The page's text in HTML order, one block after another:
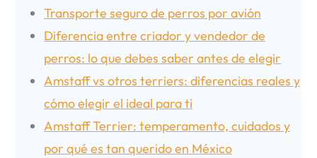
Transporte seguro de perros por avión
Diferencia entre criador y vendedor de
perros: lo que debes saber antes de elegir
Amstaff vs otros terriers: diferencias reales y
cómo elegir el ideal para ti
Amstaff Terrier: temperamento, cuidados y
por qué es tan querido en México